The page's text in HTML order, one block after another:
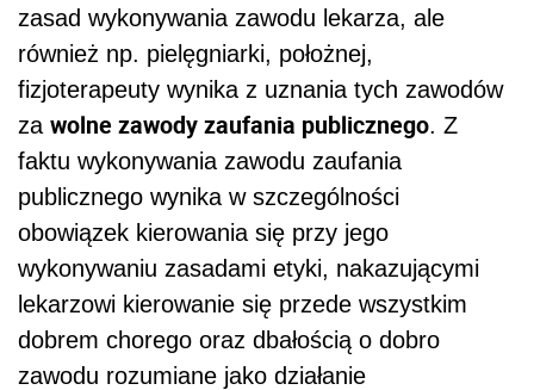
zasad wykonywania zawodu lekarza, ale
również np. pielęgniarki, położnej,
fizjoterapeuty wynika z uznania tych zawodów
za wolne zawody zaufania publicznego. Z
faktu wykonywania zawodu zaufania
publicznego wynika w szczególności
obowiązek kierowania się przy jego
wykonywaniu zasadami etyki, nakazującymi
lekarzowi kierowanie się przede wszystkim
dobrem chorego oraz dbałością o dobro
zawodu rozumiane jako działanie